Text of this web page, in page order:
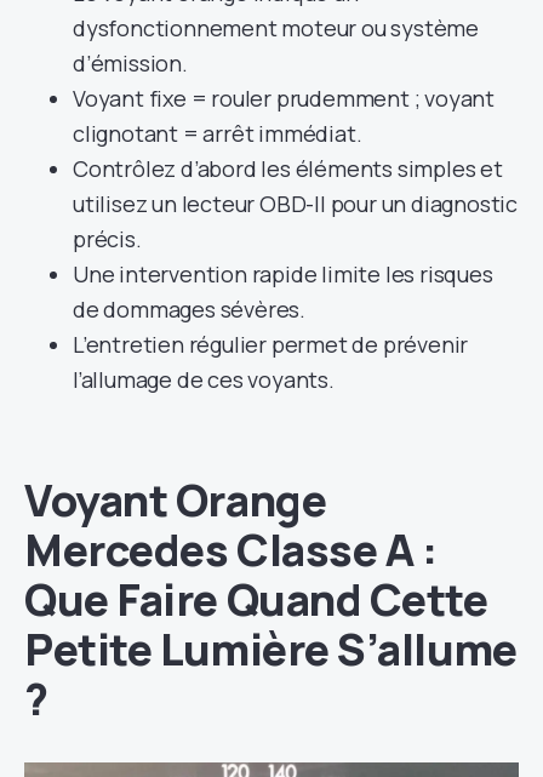
dysfonctionnement moteur ou système
d’émission.
Voyant fixe = rouler prudemment ; voyant
clignotant = arrêt immédiat.
Contrôlez d’abord les éléments simples et
utilisez un lecteur OBD-II pour un diagnostic
précis.
Une intervention rapide limite les risques
de dommages sévères.
L’entretien régulier permet de prévenir
l’allumage de ces voyants.
Voyant Orange
Mercedes Classe A :
Que Faire Quand Cette
Petite Lumière S’allume
?